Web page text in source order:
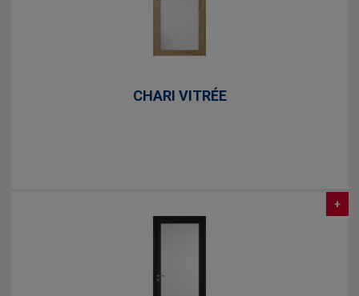
CHARI VITRÉE
+